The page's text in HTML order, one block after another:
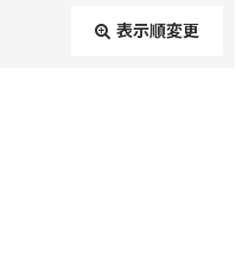
表示順変更